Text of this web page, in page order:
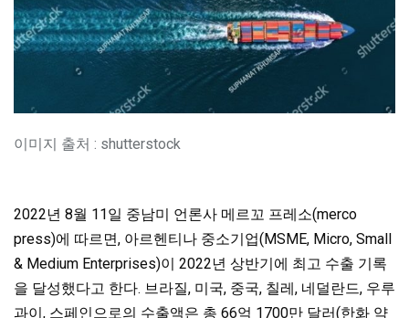
이미지 출처 : shutterstock
2022년 8월 11일 중남미 언론사 메르꼬 프레소(merco
press)에 따르면, 아르헨티나 중소기업(MSME, Micro, Small
& Medium Enterprises)이 2022년 상반기에 최고 수출 기록
을 달성했다고 한다. 브라질, 미국, 중국, 칠레, 네덜란드, 우루
과이, 스페인으로의 수출액은 총 66억 1700만 달러(한화 약